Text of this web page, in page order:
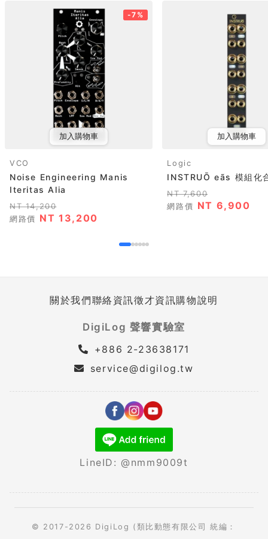
-7%
加入購物車
VCO
Noise Engineering Manis
Iteritas Alia
NT 14,200
網路價 NT 13,200
加入購物車
Logic
INSTRUŌ eãs 模組化
NT 7,600
網路價 NT 6,900
關於我們聯絡資訊徵才資訊購物說明
DigiLog 聲響實驗室
+886 2-23638171
service@digilog.tw
LineID: @nmm9009t
© 2017-2026 DigiLog (類比動態有限公司 統編：